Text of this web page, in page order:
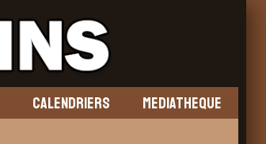
CALENDRIERS MEDIATHEQUE